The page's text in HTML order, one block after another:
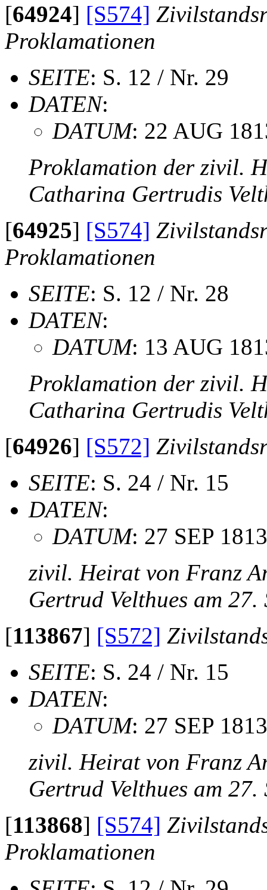
[64924] [S574]
Proklamationen
SEITE: S. 12 / Nr. 29
DATEN:
DATUM: 22 AUG
Proklamation der zivil.
Catharina Gertrudis
[64925] [S574]
Proklamationen
SEITE: S. 12 / Nr. 28
DATEN:
DATUM: 13 AUG
Proklamation der zivil.
Catharina Gertrudis
[64926] [S572]
SEITE: S. 24 / Nr. 15
DATEN:
DATUM: 27 SEP 1813
zivil. Heirat von Franz
Gertrud Velthues am 27.
[113867] [S572]
SEITE: S. 24 / Nr. 15
DATEN:
DATUM: 27 SEP 1813
zivil. Heirat von Franz
Gertrud Velthues am 27.
[113868] [S574]
Proklamationen